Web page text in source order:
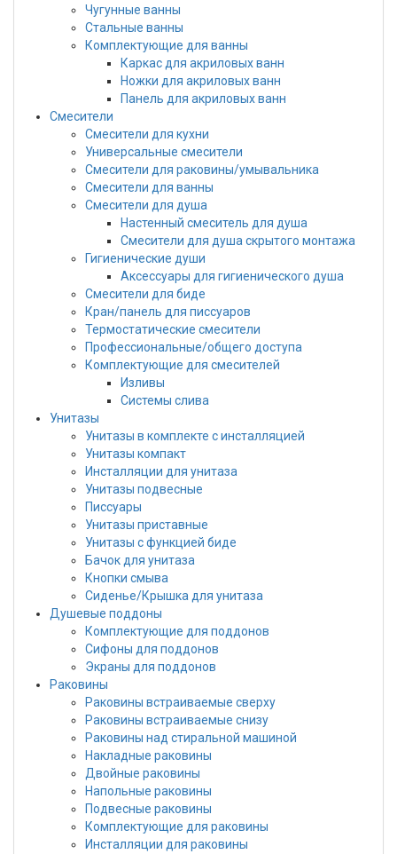
Чугунные ванны
Стальные ванны
Комплектующие для ванны
Каркас для акриловых ванн
Ножки для акриловых ванн
Панель для акриловых ванн
Смесители
Смесители для кухни
Универсальные смесители
Смесители для раковины/умывальника
Смесители для ванны
Смесители для душа
Настенный смеситель для душа
Смесители для душа скрытого монтажа
Гигиенические души
Аксессуары для гигиенического душа
Смесители для биде
Кран/панель для писсуаров
Термостатические смесители
Профессиональные/общего доступа
Комплектующие для смесителей
Изливы
Системы слива
Унитазы
Унитазы в комплекте с инсталляцией
Унитазы компакт
Инсталляции для унитаза
Унитазы подвесные
Писсуары
Унитазы приставные
Унитазы с функцией биде
Бачок для унитаза
Кнопки смыва
Сиденье/Крышка для унитаза
Душевые поддоны
Комплектующие для поддонов
Сифоны для поддонов
Экраны для поддонов
Раковины
Раковины встраиваемые сверху
Раковины встраиваемые снизу
Раковины над стиральной машиной
Накладные раковины
Двойные раковины
Напольные раковины
Подвесные раковины
Комплектующие для раковины
Инсталляции для раковины